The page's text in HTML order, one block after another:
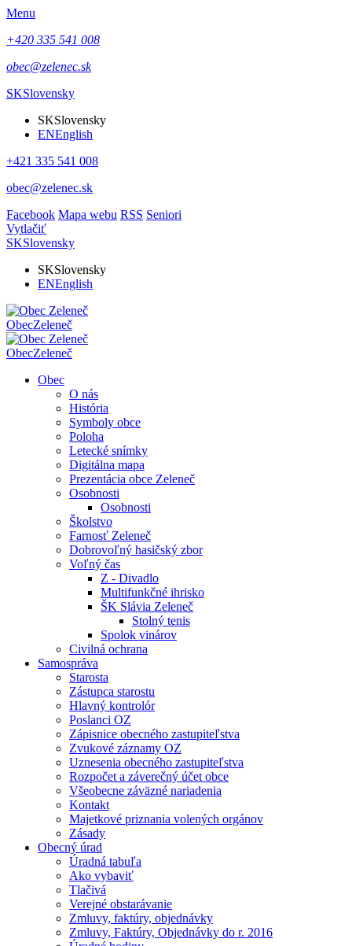
Menu
+420 335 541 008
obec@zelenec.sk
SKSlovensky
SKSlovensky
ENEnglish
+421 335 541 008
obec@zelenec.sk
Facebook Mapa webu RSS Seniori
Vytlačiť
SKSlovensky
SKSlovensky
ENEnglish
ObecZeleneč
ObecZeleneč
Obec
O nás
História
Symboly obce
Poloha
Letecké snímky
Digitálna mapa
Prezentácia obce Zeleneč
Osobnosti
Osobnosti
Školstvo
Farnosť Zeleneč
Dobrovoľný hasičský zbor
Voľný čas
Z - Divadlo
Multifunkčné ihrisko
ŠK Slávia Zeleneč
Stolný tenis
Spolok vinárov
Civilná ochrana
Samospráva
Starosta
Zástupca starostu
Hlavný kontrolór
Poslanci OZ
Zápisnice obecného zastupiteľstva
Zvukové záznamy OZ
Uznesenia obecného zastupiteľstva
Rozpočet a záverečný účet obce
Všeobecne záväzné nariadenia
Kontakt
Majetkové priznania volených orgánov
Zásady
Obecný úrad
Úradná tabuľa
Ako vybaviť
Tlačivá
Verejné obstarávanie
Zmluvy, faktúry, objednávky
Zmluvy, Faktúry, Objednávky do r. 2016